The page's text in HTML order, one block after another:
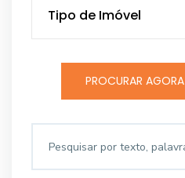
Tipo de Imóvel
PROCURAR AGORA